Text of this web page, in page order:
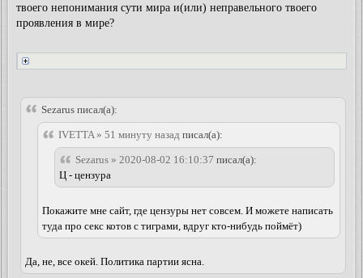
твоего непонимания сути мира и(или) неправельного твоего
проявления в мире?
Sezarus писал(а):
IVETTA » 51 минуту назад писал(а):
Sezarus » 2020-08-02 16:10:37 писал(а):
Ц - цензура
Покажите мне сайт, где цензуры нет совсем. И можете написать
туда про секс котов с тиграми, вдруг кто-нибудь поймёт)
Да, не, все окей. Политика партии ясна.